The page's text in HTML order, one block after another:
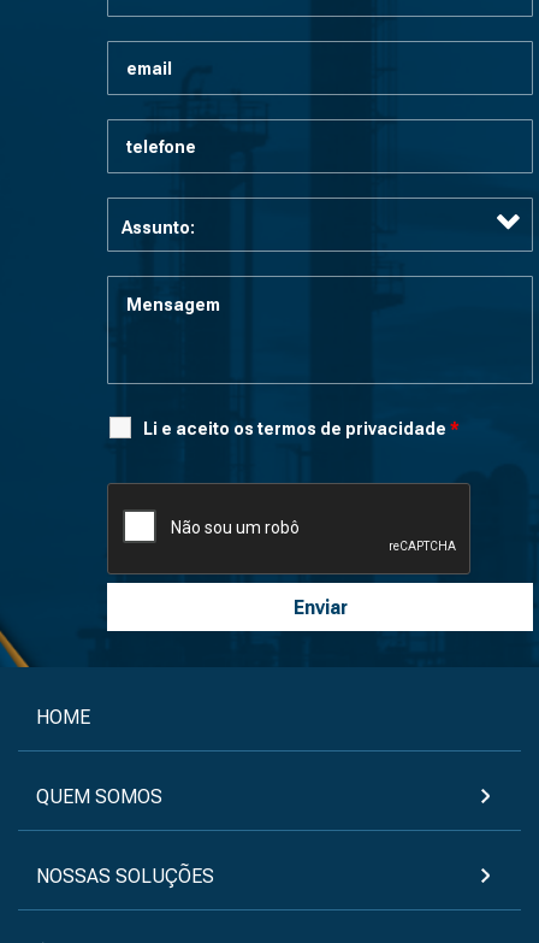
Li e aceito os termos de privacidade *
HOME
QUEM SOMOS
NOSSAS SOLUÇÕES